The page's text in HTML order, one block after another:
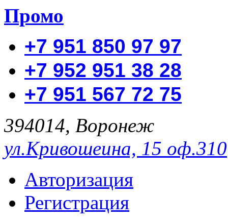
Промо
+7 951 850 97 97
+7 952 951 38 28
+7 951 567 72 75
394014, Воронеж
ул.Кривошеина, 15 оф.310
Авторизация
Регистрация